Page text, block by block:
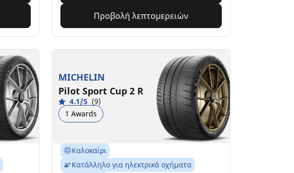
Προβολή λεπτομερειών
MICHELIN
Pilot Sport Cup 2 R
4.1/5 (9)
1 Awards
Καλοκαίρι
Κατάλληλο για ηλεκτρικά οχήματα